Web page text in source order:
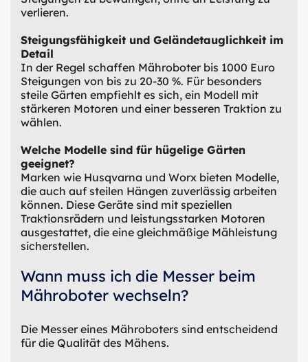
verlieren.
Steigungsfähigkeit und Geländetauglichkeit im
Detail
In der Regel schaffen Mähroboter bis 1000 Euro
Steigungen von bis zu 20-30 %. Für besonders
steile Gärten empfiehlt es sich, ein Modell mit
stärkeren Motoren und einer besseren Traktion zu
wählen.
Welche Modelle sind für hügelige Gärten
geeignet?
Marken wie Husqvarna und Worx bieten Modelle,
die auch auf steilen Hängen zuverlässig arbeiten
können. Diese Geräte sind mit speziellen
Traktionsrädern und leistungsstarken Motoren
ausgestattet, die eine gleichmäßige Mähleistung
sicherstellen.
Wann muss ich die Messer beim
Mähroboter wechseln?
Die Messer eines Mähroboters sind entscheidend
für die Qualität des Mähens.